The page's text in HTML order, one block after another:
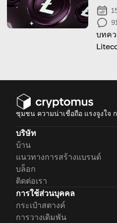
91
บทคว
ชุมชน ความน่าเชื่อถือ แรงจูงใจ
บริษัท
บ้าน
แนวทางการสร้างแบรนด์
บล็อก
ติดต่อเรา
การใช้ส่วนบุคคล
กระเป๋าสตางค์
การวางเดิมพัน